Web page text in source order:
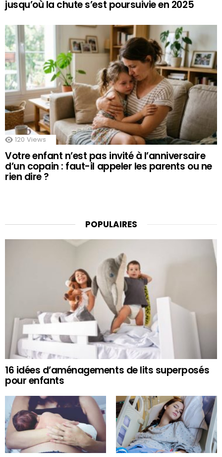
jusqu’où la chute s’est poursuivie en 2025
120 Views
Votre enfant n’est pas invité à l’anniversaire
d’un copain : faut-il appeler les parents ou ne
rien dire ?
POPULAIRES
16 idées d’aménagements de lits superposés
pour enfants